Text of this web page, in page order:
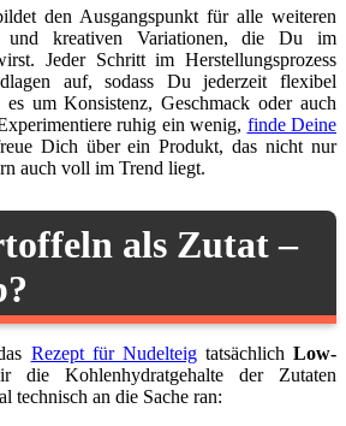
den Ausgangspunkt für alle weiteren
und kreativen Variationen, die Du im
Jeder Schritt im Herstellungsprozess
auf, sodass Du jederzeit flexibel
um Konsistenz, Geschmack oder auch
ruhig ein wenig, finde Deine
Dich über ein Produkt, das nicht nur
auch voll im Trend liegt.
als Zutat –
Rezept für NudelteigtatsächlichLow-
die Kohlenhydratgehalte der Zutaten
technisch an die Sache ran: